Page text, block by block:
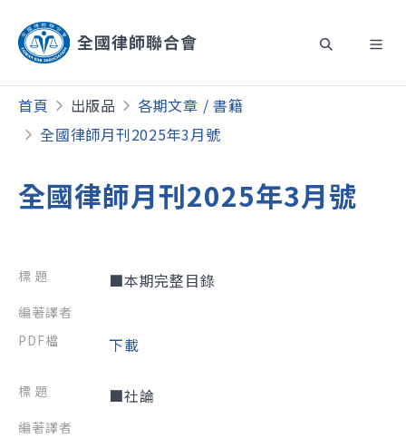
首頁 出版品
各期文章 / 書籍
全國律師月刊2025年3月號
全國律師月刊2025年3月號
■本期完整目錄
下載
■社論